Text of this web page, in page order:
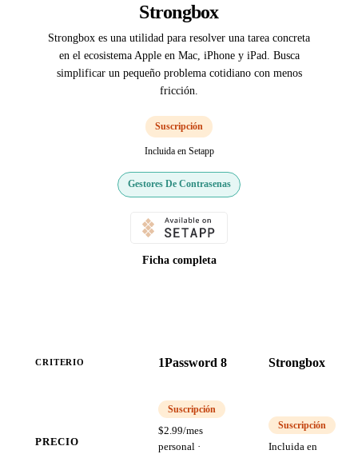
Strongbox
Strongbox es una utilidad para resolver una tarea concreta
en el ecosistema Apple en Mac, iPhone y iPad. Busca
simplificar un pequeño problema cotidiano con menos
fricción.
Suscripción
Incluida en Setapp
Gestores De Contrasenas
Ficha completa
CRITERIO 1Password 8 Strongbox
PRECIO
Suscripción
$2.99/mes
personal ·
Suscripción
Incluida en